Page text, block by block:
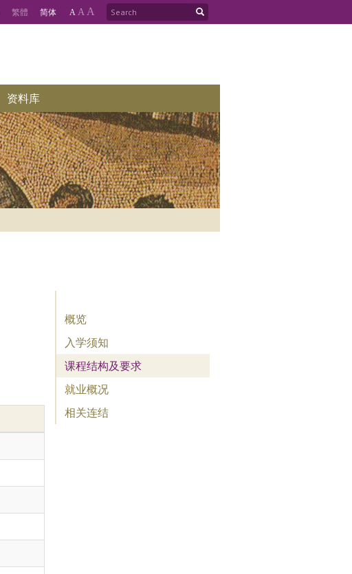
繁體 简体 A A A
资料库
概览
入学须知
课程结构及要求
就业概况
相关连结